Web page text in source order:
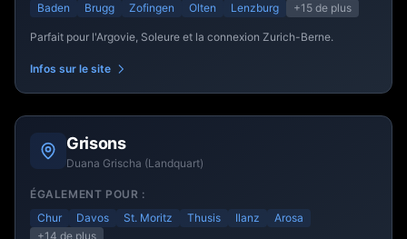
Baden
Brugg Zofingen Olten Lenzburg +15 de plus
Parfait pour l'Argovie, Soleure et la connexion Zurich-Berne.
Infos sur le site
Grisons
Duana Grischa (Landquart)
ÉGALEMENT POUR :
Chur
Davos St. Moritz Thusis Ilanz
Arosa
+14 de plus